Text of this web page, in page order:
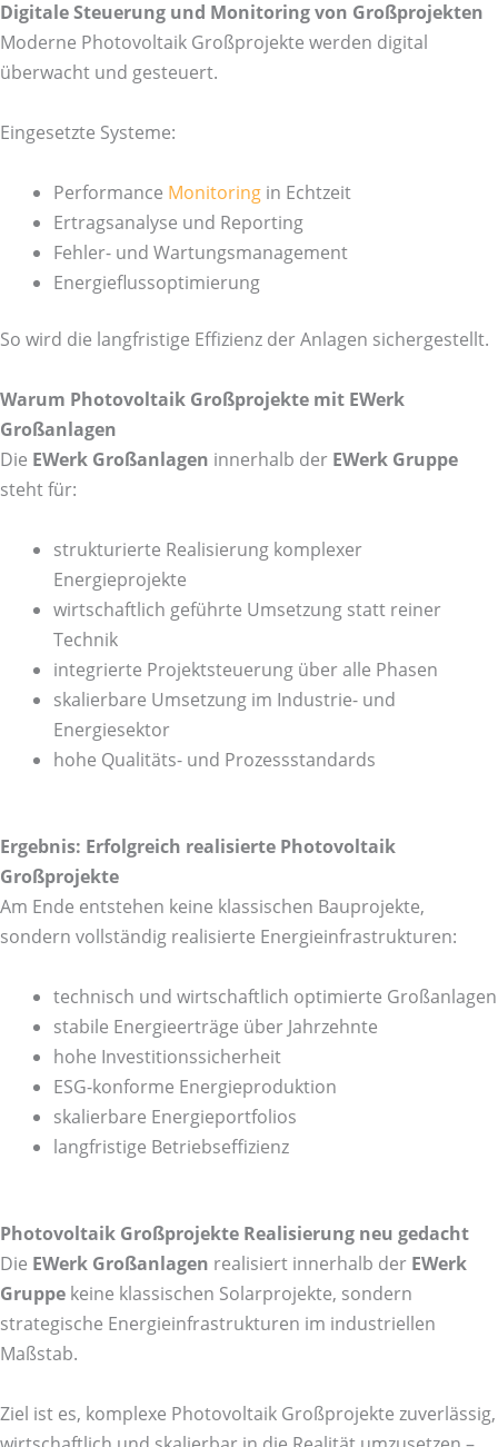
Digitale Steuerung und Monitoring von Großprojekten
Moderne Photovoltaik Großprojekte werden digital
überwacht und gesteuert.
Eingesetzte Systeme:
Performance Monitoring in Echtzeit
Ertragsanalyse und Reporting
Fehler- und Wartungsmanagement
Energieflussoptimierung
So wird die langfristige Effizienz der Anlagen sichergestellt.
Warum Photovoltaik Großprojekte mit EWerk
Großanlagen
Die EWerk Großanlagen innerhalb der EWerk Gruppe
steht für:
strukturierte Realisierung komplexer
Energieprojekte
wirtschaftlich geführte Umsetzung statt reiner
Technik
integrierte Projektsteuerung über alle Phasen
skalierbare Umsetzung im Industrie- und
Energiesektor
hohe Qualitäts- und Prozessstandards
Ergebnis: Erfolgreich realisierte Photovoltaik
Großprojekte
Am Ende entstehen keine klassischen Bauprojekte,
sondern vollständig realisierte Energieinfrastrukturen:
technisch und wirtschaftlich optimierte Großanlagen
stabile Energieerträge über Jahrzehnte
hohe Investitionssicherheit
ESG-konforme Energieproduktion
skalierbare Energieportfolios
langfristige Betriebseffizienz
Photovoltaik Großprojekte Realisierung neu gedacht
Die EWerk Großanlagen realisiert innerhalb der EWerk
Gruppe keine klassischen Solarprojekte, sondern
strategische Energieinfrastrukturen im industriellen
Maßstab.
Ziel ist es, komplexe Photovoltaik Großprojekte zuverlässig,